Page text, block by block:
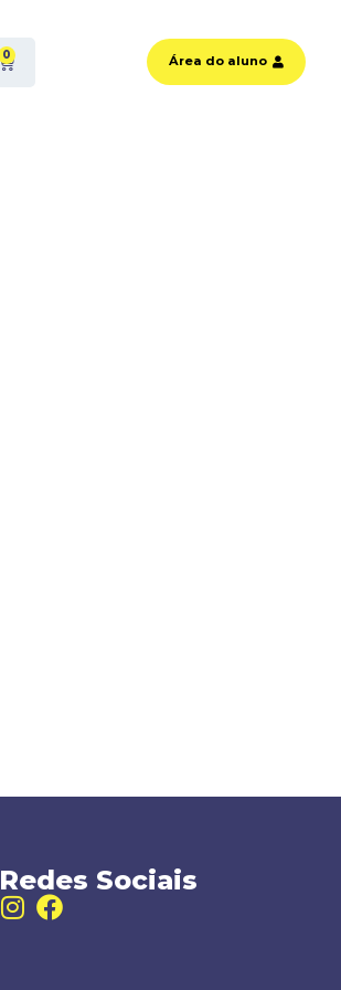
0 Área do aluno
Redes Sociais